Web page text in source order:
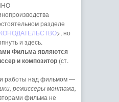
разделе
>, но
и здесь.
Фильма являются
и композитор (ст.
работы над фильмом —
режиссеры монтажа,
фильма не